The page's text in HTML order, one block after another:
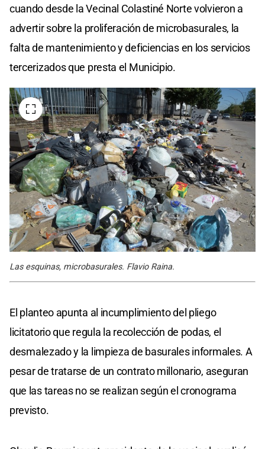
cuando desde la Vecinal Colastiné Norte volvieron a
advertir sobre la proliferación de microbasurales, la
falta de mantenimiento y deficiencias en los servicios
tercerizados que presta el Municipio.
Las esquinas, microbasurales. Flavio Raina.
El planteo apunta al incumplimiento del pliego
licitatorio que regula la recolección de podas, el
desmalezado y la limpieza de basurales informales. A
pesar de tratarse de un contrato millonario, aseguran
que las tareas no se realizan según el cronograma
previsto.